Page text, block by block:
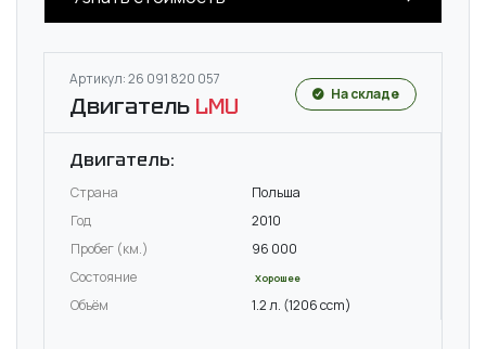
Артикул: 26 091 820 057
Двигатель LMU На складе
Двигатель:
Страна
Польша
Год
2010
Пробег (км.)
96 000
Состояние
Хорошее
Объём 1.2 л. (1206 ccm)